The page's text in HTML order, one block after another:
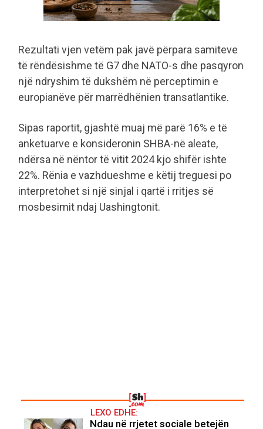
Rezultati vjen vetëm pak javë përpara samiteve
të rëndësishme të G7 dhe NATO-s dhe pasqyron
një ndryshim të dukshëm në perceptimin e
europianëve për marrëdhënien transatlantike.
Sipas raportit, gjashtë muaj më parë 16% e të
anketuarve e konsideronin SHBA-në aleate,
ndërsa në nëntor të vitit 2024 kjo shifër ishte
22%. Rënia e vazhdueshme e këtij treguesi po
interpretohet si një sinjal i qartë i rritjes së
mosbesimit ndaj Uashingtonit.
LEXO EDHE:
Ndau në rrjetet sociale betejën